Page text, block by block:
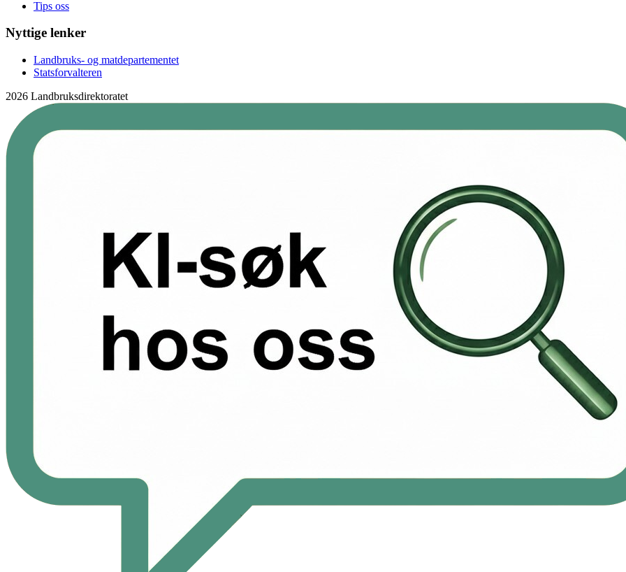
Tips oss
Nyttige lenker
Landbruks- og matdepartementet
Statsforvalteren
2026 Landbruksdirektoratet